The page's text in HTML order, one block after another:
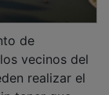
vecinos del
realizar el
tener que